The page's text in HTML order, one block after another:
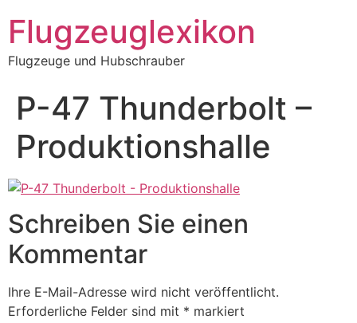
Inhalt
springen
Flugzeuglexikon
Flugzeuge und Hubschrauber
P-47 Thunderbolt –
Produktionshalle
Schreiben Sie einen
Kommentar
Ihre E-Mail-Adresse wird nicht veröffentlicht.
Erforderliche Felder sind mit * markiert